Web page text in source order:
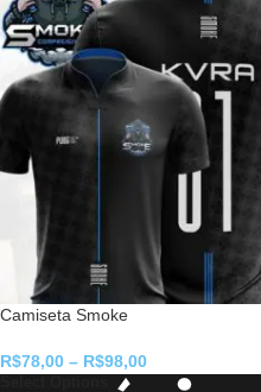
Camiseta Smoke
R$78,00 – R$98,00